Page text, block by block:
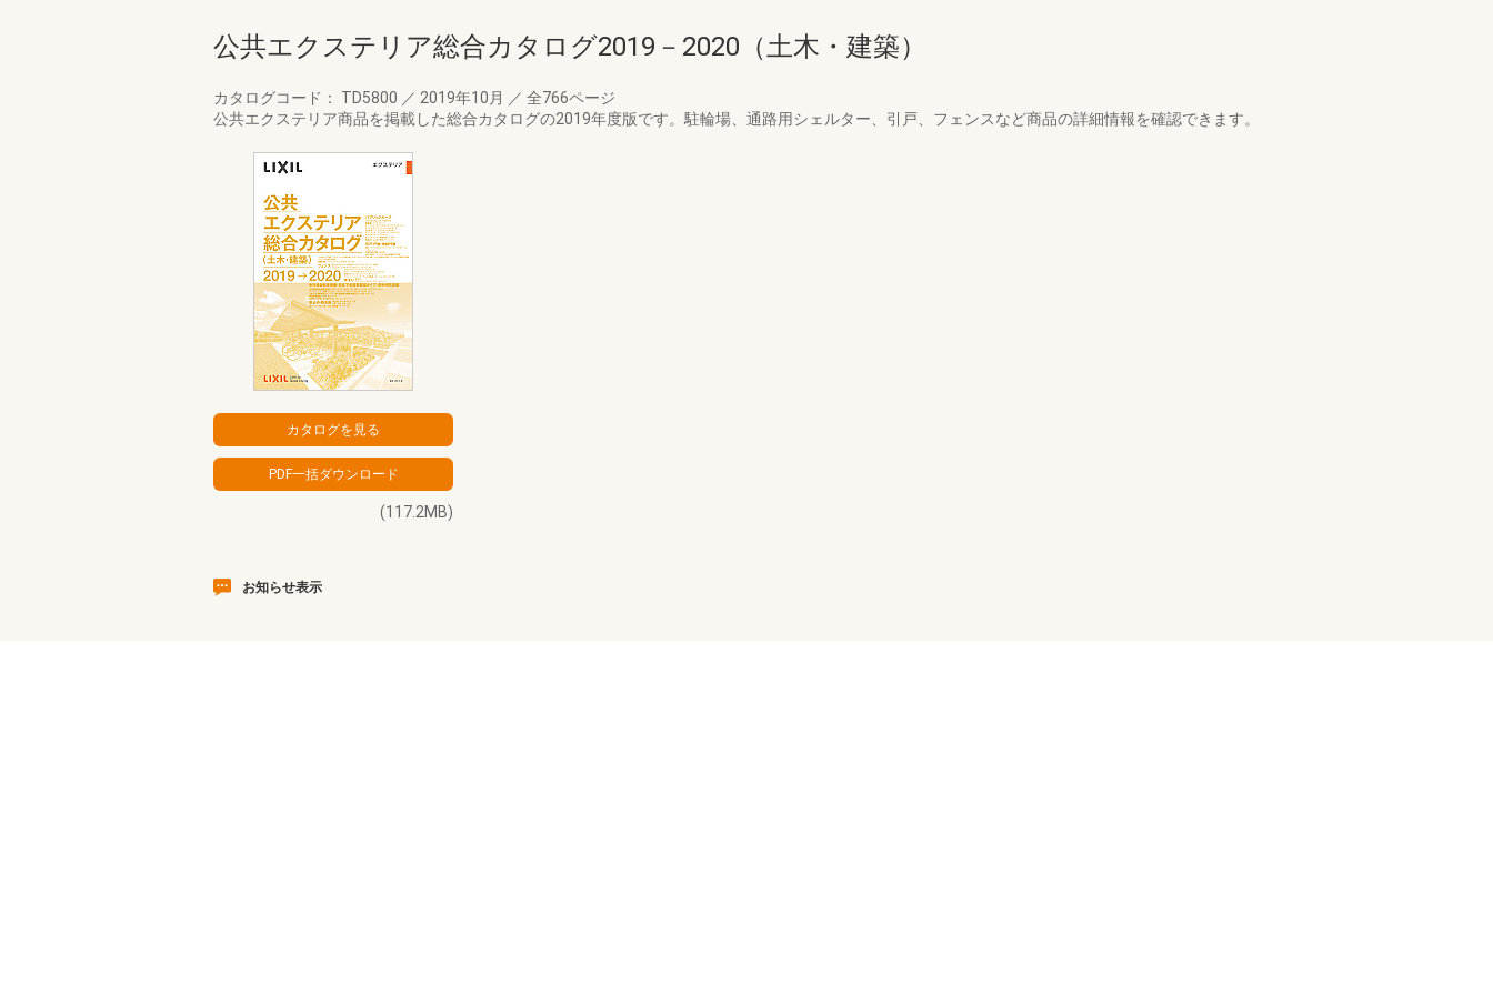
公共エクステリア総合カタログ2019－2020（土木・建築）
カタログコード： TD5800 ／ 2019年10月 ／ 全766ページ
公共エクステリア商品を掲載した総合カタログの2019年度版です。駐輪場、通路用シェルター、引戸、フェンスなど商品の詳細情報を確認できます。
(117.2MB)
お知らせ表示